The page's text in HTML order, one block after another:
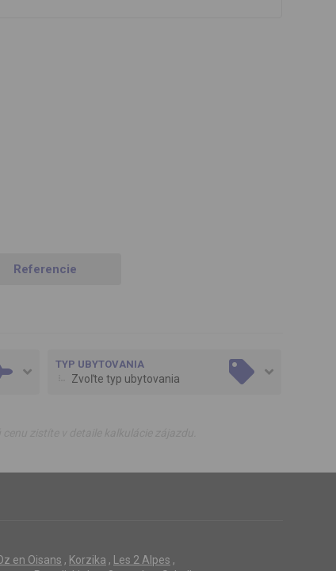
Referencie
TYP UBYTOVANIA
Zvoľte typ ubytovania
zistíte v detaile kalkulácie zájazdu.
en Oisans , Korzika , Les 2 Alpes ,